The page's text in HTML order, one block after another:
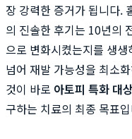
장 강력한 증거가 됩니다.
의 진솔한 후기는 10년의
으로 변화시켰는지를 생
넘어 재발 가능성을 최소
것이 바로 아토피 특화 대
구하는 치료의 최종 목표